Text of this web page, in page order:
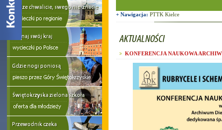
+ Nawigacja: PTTK Kielce
KONFERENCJA NAUKOWA